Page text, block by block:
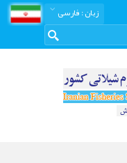
زبان: فارسی